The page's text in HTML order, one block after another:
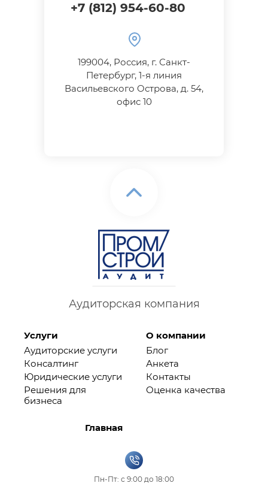
+7 (812) 954-60-80
199004, Россия, г. Санкт-
Петербург, 1-я линия
Васильевского Oстрова, д. 54,
офис 10
Аудиторская компания
Услуги
Аудиторские услуги
Консалтинг
Юридические услуги
Решения для
бизнеса
О компании
Блог
Анкета
Контакты
Оценка качества
Главная
Пн-Пт: с 9:00 до 18:00